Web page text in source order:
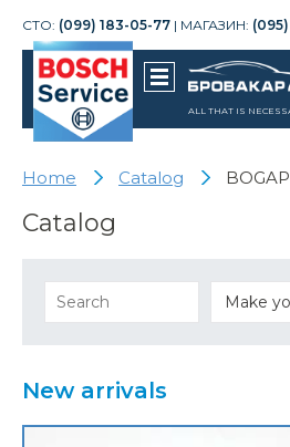
СТО: (099) 183-05-77 | МАГАЗИН:
ALL THAT IS
Home Catalog
Catalog
New arrivals